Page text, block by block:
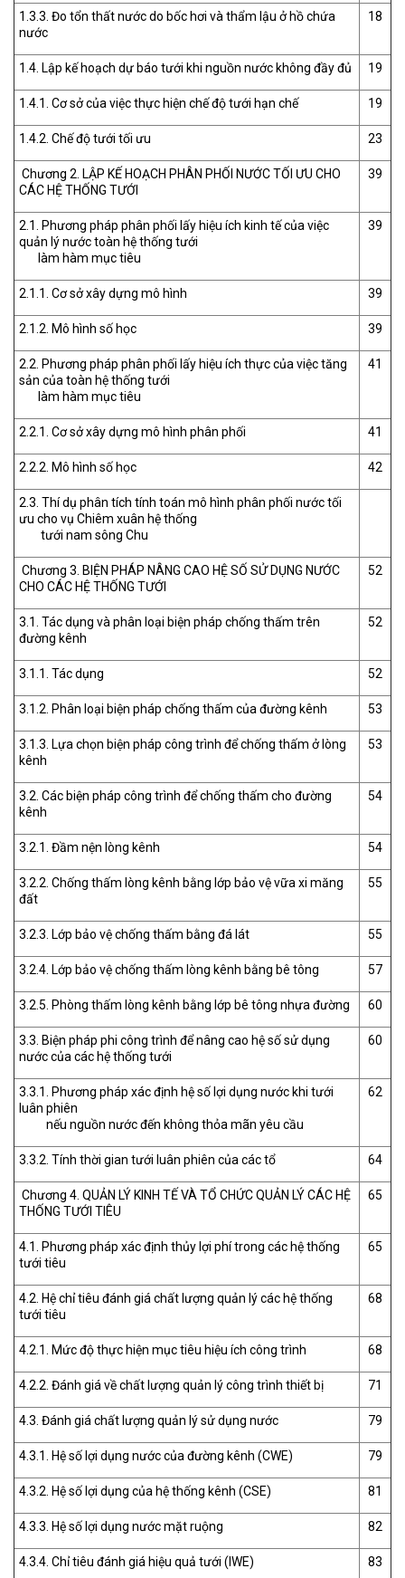
1.3.3. Đo tổn thất nước do bốc hơi và thẩm lậu ở hồ chứa
nước
18
1.4. Lập kế hoạch dự báo tưới khi nguồn nước không đầy đủ 19
1.4.1. Cơ sở của việc thực hiện chế độ tưới hạn chế 19
1.4.2. Chế độ tưới tối ưu 23
Chương 2. LẬP KẾ HOẠCH PHÂN PHỐI NƯỚC TỐI ƯU CHO
CÁC HỆ THỐNG TƯỚI
39
2.1. Phương pháp phân phối lấy hiệu ích kinh tế của việc
quản lý nước toàn hệ thống tưới
làm hàm mục tiêu
39
2.1.1. Cơ sở xây dựng mô hình 39
2.1.2. Mô hình số học 39
2.2. Phương pháp phân phối lấy hiệu ích thực của việc tăng
sản của toàn hệ thống tưới
làm hàm mục tiêu
41
2.2.1. Cơ sở xây dựng mô hình phân phối 41
2.2.2. Mô hình số học 42
2.3. Thí dụ phân tích tính toán mô hình phân phối nước tối
ưu cho vụ Chiêm xuân hệ thống
tưới nam sông Chu
Chương 3. BIỆN PHÁP NÂNG CAO HỆ SỐ SỬ DỤNG NƯỚC
CHO CÁC HỆ THỐNG TƯỚI
52
3.1. Tác dụng và phân loại biện pháp chống thấm trên
đường kênh
52
3.1.1. Tác dụng 52
3.1.2. Phân loại biện pháp chống thấm của đường kênh 53
3.1.3. Lựa chọn biện pháp công trình để chống thấm ở lòng
kênh
53
3.2. Các biện pháp công trình để chống thấm cho đường
kênh
54
3.2.1. Đầm nện lòng kênh 54
3.2.2. Chống thấm lòng kênh bằng lớp bảo vệ vữa xi măng
đất
55
3.2.3. Lớp bảo vệ chống thấm bằng đá lát 55
3.2.4. Lớp bảo vệ chống thấm lòng kênh bằng bê tông 57
3.2.5. Phòng thấm lòng kênh bằng lớp bê tông nhựa đường 60
3.3. Biện pháp phi công trình để nâng cao hệ số sử dụng
nước của các hệ thống tưới
60
3.3.1. Phương pháp xác định hệ số lợi dụng nước khi tưới
luân phiên
nếu nguồn nước đến không thỏa mãn yêu cầu
62
3.3.2. Tính thời gian tưới luân phiên của các tổ 64
Chương 4. QUẢN LÝ KINH TẾ VÀ TỔ CHỨC QUẢN LÝ CÁC HỆ
THỐNG TƯỚI TIÊU
65
4.1. Phương pháp xác định thủy lợi phí trong các hệ thống
tưới tiêu
65
4.2. Hệ chỉ tiêu đánh giá chất lượng quản lý các hệ thống
tưới tiêu
68
4.2.1. Mức độ thực hiện mục tiêu hiệu ích công trình 68
4.2.2. Đánh giá về chất lượng quản lý công trình thiết bị 71
4.3. Đánh giá chất lượng quản lý sử dụng nước 79
4.3.1. Hệ số lợi dụng nước của đường kênh (CWE) 79
4.3.2. Hệ số lợi dụng của hệ thống kênh (CSE) 81
4.3.3. Hệ số lợi dụng nước mặt ruộng 82
4.3.4. Chỉ tiêu đánh giá hiệu quả tưới (IWE) 83